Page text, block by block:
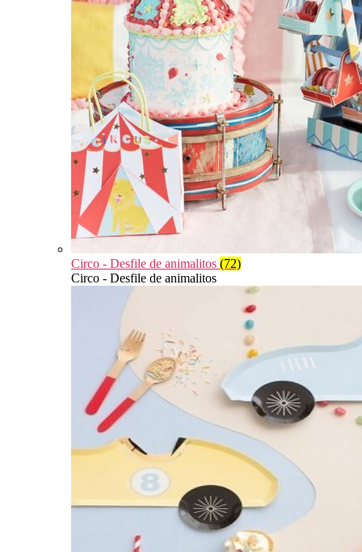
Circo - Desfile de animalitos (72)
Circo - Desfile de animalitos